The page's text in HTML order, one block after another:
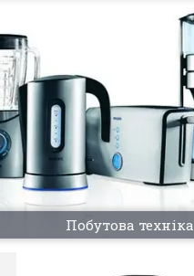
Побутова техніка